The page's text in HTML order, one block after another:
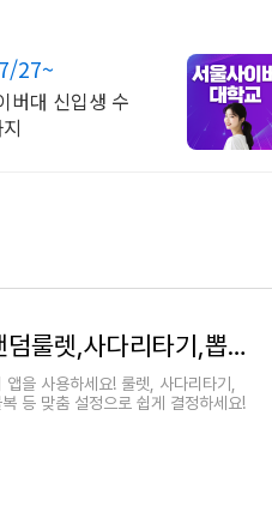
27~
버대 신입생 수
Random GO (랜덤룰렛,사다리타기,뽑기,복불복) - Google Play 앱
을 사용하세요! 룰렛, 사다리타기,
등 맞춤 설정으로 쉽게 결정하세요!